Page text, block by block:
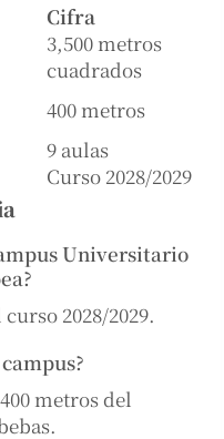
Cifra
3,500 metros
cuadrados
400 metros
9 aulas
Curso 2028/2029
Universitario
2028/2029.
metros del